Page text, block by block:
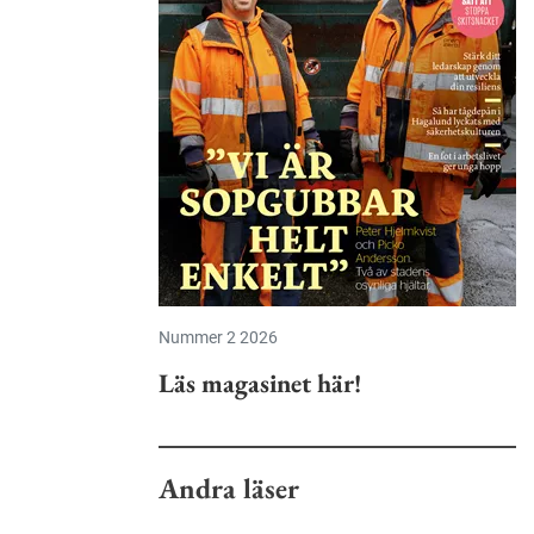
Nummer 2 2026
Läs magasinet här!
Andra läser